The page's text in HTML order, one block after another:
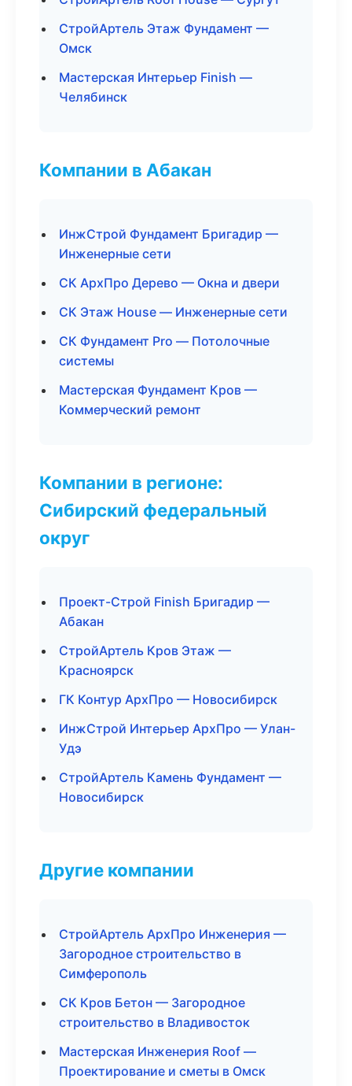
СтройАртель Этаж Фундамент —
Омск
Мастерская Интерьер Finish —
Челябинск
Компании в Абакан
ИнжСтрой Фундамент Бригадир —
Инженерные сети
СК АрхПро Дерево — Окна и двери
СК Этаж House — Инженерные сети
СК Фундамент Pro — Потолочные
системы
Мастерская Фундамент Кров —
Коммерческий ремонт
Компании в регионе:
Сибирский федеральный
округ
Проект-Строй Finish Бригадир —
Абакан
СтройАртель Кров Этаж —
Красноярск
ГК Контур АрхПро — Новосибирск
ИнжСтрой Интерьер АрхПро — Улан-
Удэ
СтройАртель Камень Фундамент —
Новосибирск
Другие компании
СтройАртель АрхПро Инженерия —
Загородное строительство в
Симферополь
СК Кров Бетон — Загородное
строительство в Владивосток
Мастерская Инженерия Roof —
Проектирование и сметы в Омск